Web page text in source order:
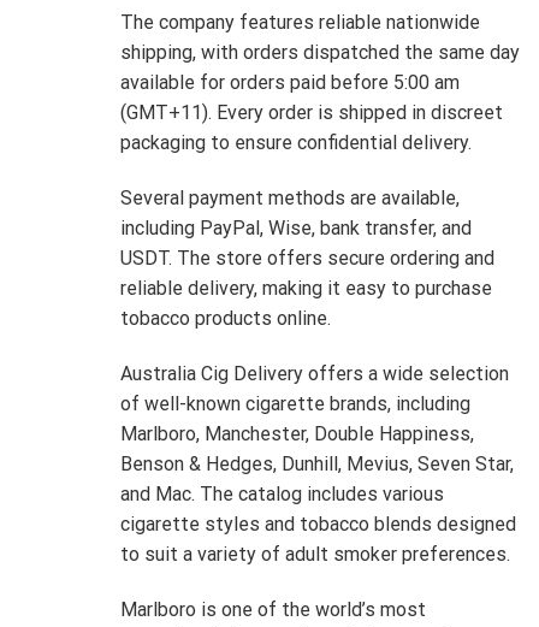
The company features reliable nationwide
shipping, with orders dispatched the same day
available for orders paid before 5:00 am
(GMT+11). Every order is shipped in discreet
packaging to ensure confidential delivery.
Several payment methods are available,
including PayPal, Wise, bank transfer, and
USDT. The store offers secure ordering and
reliable delivery, making it easy to purchase
tobacco products online.
Australia Cig Delivery offers a wide selection
of well-known cigarette brands, including
Marlboro, Manchester, Double Happiness,
Benson & Hedges, Dunhill, Mevius, Seven Star,
and Mac. The catalog includes various
cigarette styles and tobacco blends designed
to suit a variety of adult smoker preferences.
Marlboro is one of the world’s most